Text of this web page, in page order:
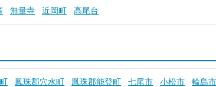
無量寺 近岡町 高尾台
鳳珠郡穴水町 鳳珠郡能登町 七尾市 小松市 輪島市